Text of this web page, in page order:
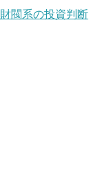
閥系の投資判断